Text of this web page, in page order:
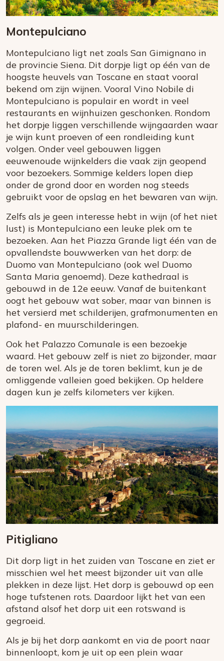
Montepulciano
Montepulciano ligt net zoals San Gimignano in
de provincie Siena. Dit dorpje ligt op één van de
hoogste heuvels van Toscane en staat vooral
bekend om zijn wijnen. Vooral Vino Nobile di
Montepulciano is populair en wordt in veel
restaurants en wijnhuizen geschonken. Rondom
het dorpje liggen verschillende wijngaarden waar
je wijn kunt proeven of een rondleiding kunt
volgen. Onder veel gebouwen liggen
eeuwenoude wijnkelders die vaak zijn geopend
voor bezoekers. Sommige kelders lopen diep
onder de grond door en worden nog steeds
gebruikt voor de opslag en het bewaren van wijn.
Zelfs als je geen interesse hebt in wijn (of het niet
lust) is Montepulciano een leuke plek om te
bezoeken. Aan het Piazza Grande ligt één van de
opvallendste bouwwerken van het dorp: de
Duomo van Montepulciano (ook wel Duomo
Santa Maria genoemd). Deze kathedraal is
gebouwd in de 12e eeuw. Vanaf de buitenkant
oogt het gebouw wat sober, maar van binnen is
het versierd met schilderijen, grafmonumenten en
plafond- en muurschilderingen.
Ook het Palazzo Comunale is een bezoekje
waard. Het gebouw zelf is niet zo bijzonder, maar
de toren wel. Als je de toren beklimt, kun je de
omliggende valleien goed bekijken. Op heldere
dagen kun je zelfs kilometers ver kijken.
Pitigliano
Dit dorp ligt in het zuiden van Toscane en ziet er
misschien wel het meest bijzonder uit van alle
plekken in deze lijst. Het dorp is gebouwd op een
hoge tufstenen rots. Daardoor lijkt het van een
afstand alsof het dorp uit een rotswand is
gegroeid.
Als je bij het dorp aankomt en via de poort naar
binnenloopt, kom je uit op een plein waar